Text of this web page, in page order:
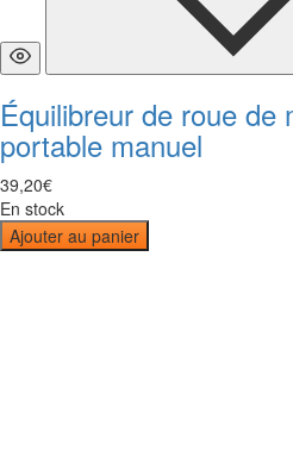
Équilibreur de roue de
portable manuel
39,20€
En stock
Ajouter au panier